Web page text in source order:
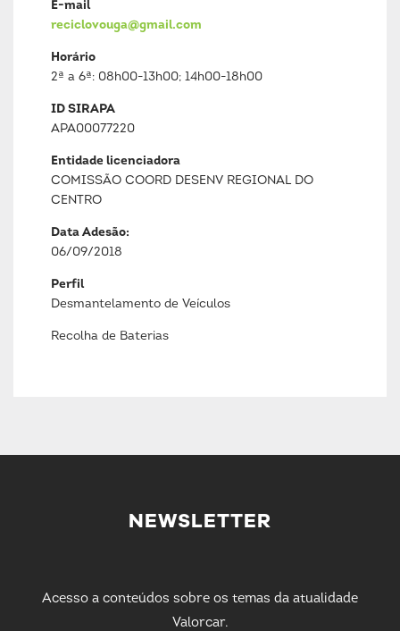
E-mail
reciclovouga@gmail.com
Horário
2ª a 6ª: 08h00-13h00; 14h00-18h00
ID SIRAPA
APA00077220
Entidade licenciadora
COMISSÃO COORD DESENV REGIONAL DO
CENTRO
Data Adesão:
06/09/2018
Perfil
Desmantelamento de Veículos
Recolha de Baterias
NEWSLETTER
Acesso a conteúdos sobre os temas da atualidade
Valorcar.